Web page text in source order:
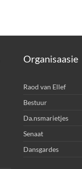
Organisaasie
Raod van Ellef
Bestuur
Da.nsmarietjes
Senaat
Dansgardes